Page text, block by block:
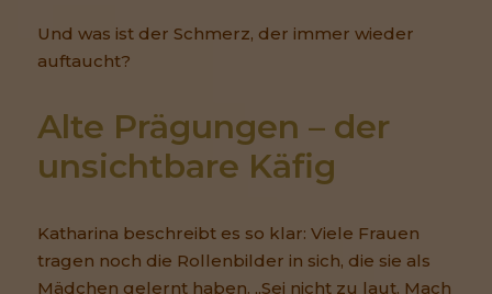
Und was ist der Schmerz, der immer wieder
auftaucht?
Alte Prägungen – der
unsichtbare Käfig
Katharina beschreibt es so klar: Viele Frauen
tragen noch die Rollenbilder in sich, die sie als
Mädchen gelernt haben. „Sei nicht zu laut. Mach